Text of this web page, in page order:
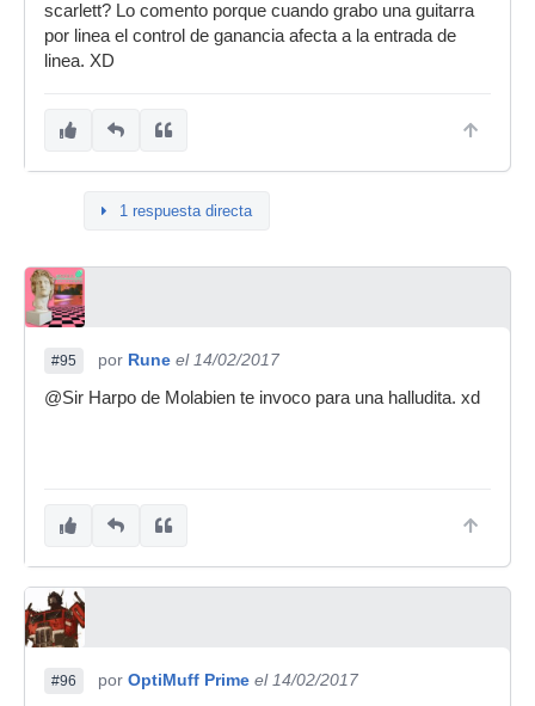
scarlett? Lo comento porque cuando grabo una guitarra
por linea el control de ganancia afecta a la entrada de
linea. XD
1 respuesta directa
#95 por Rune el 14/02/2017
@Sir Harpo de Molabien te invoco para una halludita. xd
#96 por OptiMuff Prime el 14/02/2017